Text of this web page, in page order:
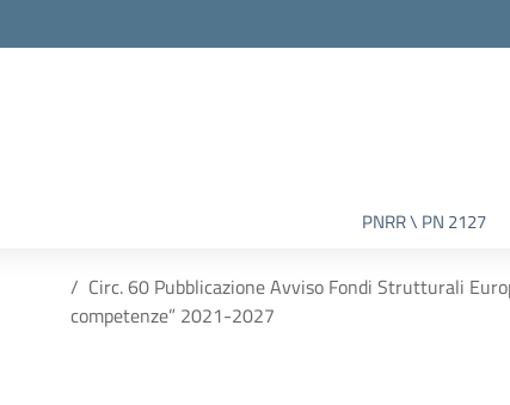
PNRR \ PN 2127
Circ. 60 Pubblicazione Avviso Fondi Strutturali
competenze” 2021-2027